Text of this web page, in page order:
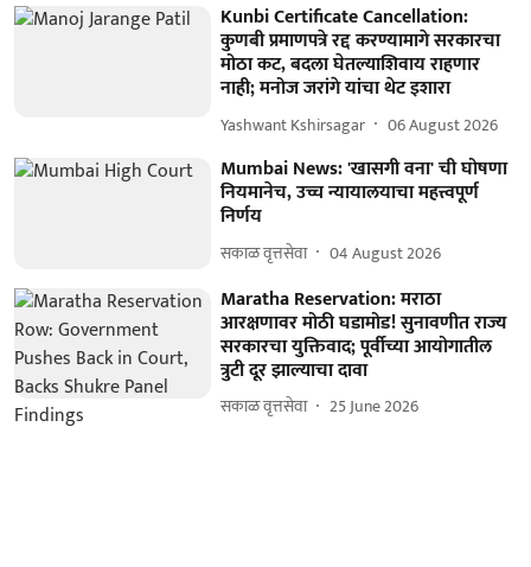
Kunbi Certificate Cancellation:
कुणबी प्रमाणपत्रे रद्द करण्यामागे सरकारचा
मोठा कट, बदला घेतल्याशिवाय राहणार
नाही; मनोज जरांगे यांचा थेट इशारा
Yashwant Kshirsagar 06 August 2026
Mumbai News: 'खासगी वना' ची घोषणा
नियमानेच, उच्च न्यायालयाचा महत्त्वपूर्ण
निर्णय
सकाळ वृत्तसेवा 04 August 2026
Maratha Reservation: मराठा
आरक्षणावर मोठी घडामोड! सुनावणीत राज्य
सरकारचा युक्तिवाद; पूर्वीच्या आयोगातील
त्रुटी दूर झाल्याचा दावा
सकाळ वृत्तसेवा 25 June 2026